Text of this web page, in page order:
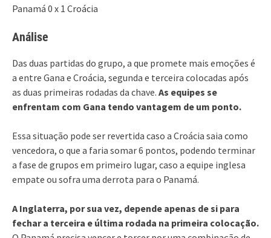
Panamá 0 x 1 Croácia
Análise
Das duas partidas do grupo, a que promete mais emoções é
a entre Gana e Croácia, segunda e terceira colocadas após
as duas primeiras rodadas da chave. As equipes se
enfrentam com Gana tendo vantagem de um ponto.
Essa situação pode ser revertida caso a Croácia saia como
vencedora, o que a faria somar 6 pontos, podendo terminar
a fase de grupos em primeiro lugar, caso a equipe inglesa
empate ou sofra uma derrota para o Panamá.
A Inglaterra, por sua vez, depende apenas de si para
fechar a terceira e última rodada na primeira colocação.